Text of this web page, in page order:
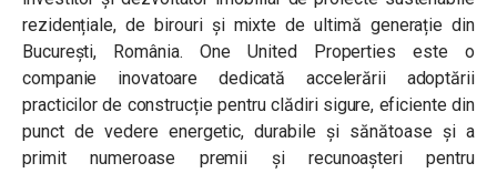
rezidențiale, de birouri și mixte de ultimă generație din
București, România. One United Properties este o
companie inovatoare dedicată accelerării adoptării
practicilor de construcție pentru clădiri sigure, eficiente din
punct de vedere energetic, durabile și sănătoase și a
primit numeroase premii și recunoașteri pentru